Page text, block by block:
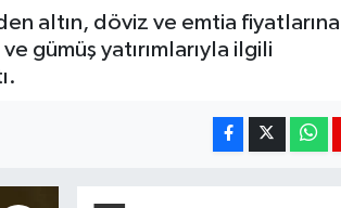
altın, döviz ve emtia
gümüş yatırımlarıyla ilgili